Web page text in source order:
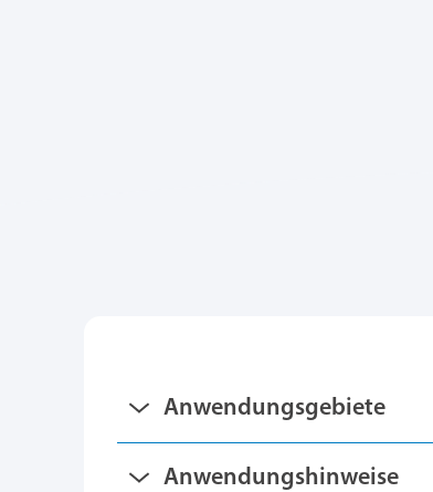
Anwendungsgebiete
Anwendungshinweise